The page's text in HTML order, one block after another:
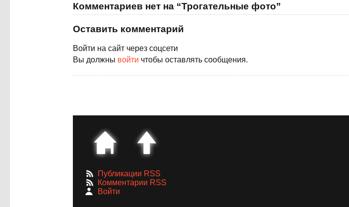
Комментариев нет на “Трогательные фото”
Оставить комментарий
Войти на сайт через соцсети
Вы должны войти чтобы оставлять сообщения.
Публикации RSS
Комментарии RSS
Войти